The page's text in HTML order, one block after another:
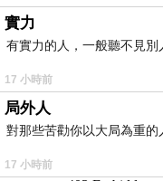
實力
有實力的人，一般聽不見別
17 小時前
局外人
對那些苦勸你以大局為重的
17 小時前